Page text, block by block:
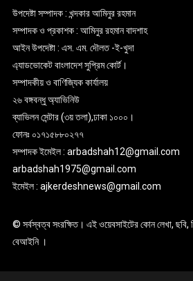
উপদেষ্টা সম্পাদক : খন্দকার আমিনুর রহমান
সম্পাদক ও প্রকাশক : আমিনুর রহমান বাদশাহ
আইন উপদেষ্টা : এস. এম. দৌলত -ই-খুদা
এ্যাডভোকেট বাংলাদেশ সুপ্রিম কোর্ট।
সম্পাদকীয় ও বাণিজ্যিক কার্যালয়
২৬ বঙ্গবন্ধু অ্যাভিনিউ
ব্যাভিলন সেন্টার (৩য় তলা),ঢাকা ১০০০।
ফোনঃ ০১৭১৫৮৮০২৭৭
সম্পাদক ইমেইল : arbadshah12@gmail.com
arbadshah1975@gmail.com
ইমেইল : ajkerdeshnews@gmail.com
© সর্বস্বত্ব সংরক্ষিত। এই ওয়েবসাইটের কোন লেখা, ছবি,
বেআইনি ।